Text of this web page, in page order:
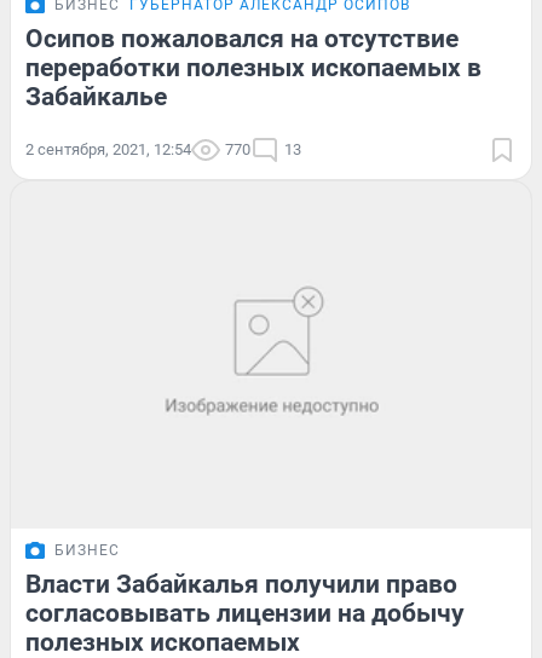
БИЗНЕС ГУБЕРНАТОР АЛЕКСАНДР ОСИПОВ
Осипов пожаловался на отсутствие
переработки полезных ископаемых в
Забайкалье
2 сентября, 2021, 12:54 770 13
БИЗНЕС
Власти Забайкалья получили право
согласовывать лицензии на добычу
полезных ископаемых